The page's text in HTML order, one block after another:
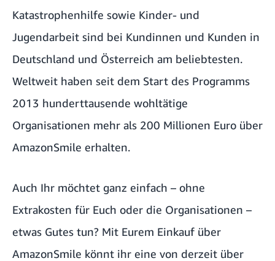
Katastrophenhilfe sowie Kinder- und
Jugendarbeit sind bei Kundinnen und Kunden in
Deutschland und Österreich am beliebtesten.
Weltweit haben seit dem Start des Programms
2013 hunderttausende wohltätige
Organisationen mehr als 200 Millionen Euro über
AmazonSmile erhalten.
Auch Ihr möchtet ganz einfach – ohne
Extrakosten für Euch oder die Organisationen –
etwas Gutes tun? Mit Eurem Einkauf über
AmazonSmile könnt ihr eine von derzeit über